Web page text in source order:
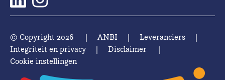
© Copyright 2026 | ANBI | Leveranciers
|
Integriteit en privacy
| Disclaimer
|
Cookie instellingen